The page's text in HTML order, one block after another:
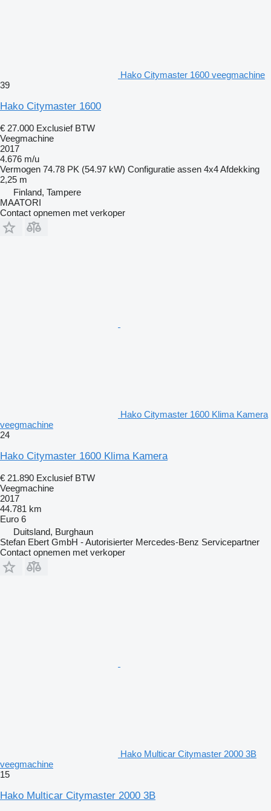
Hako Citymaster 1600 veegmachine
39
Hako Citymaster 1600
€ 27.000 Exclusief BTW
Veegmachine
2017
4.676 m/u
Vermogen 74.78 PK (54.97 kW) Configuratie assen 4x4Afdekking
2,25 m
Finland, Tampere
MAATORI
Contact opnemen met verkoper
Hako Citymaster 1600 Klima Kamera
veegmachine
24
Hako Citymaster 1600 Klima Kamera
€ 21.890 Exclusief BTW
Veegmachine
2017
44.781 km
Euro 6
Duitsland, Burghaun
Stefan Ebert GmbH - Autorisierter Mercedes-Benz Servicepartner
Contact opnemen met verkoper
Hako Multicar Citymaster 2000 3B
veegmachine
15
Hako Multicar Citymaster 2000 3B